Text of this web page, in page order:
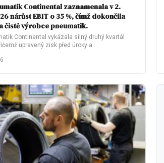
Continental zaznamenala v 2.
nárůst EBIT o 35 %, čímž dokončila
čistě výrobce pneumatik.
Continental vykázala silný druhý kvartál
upravený zisk před úroky a…